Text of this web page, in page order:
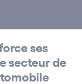
ses
secteur de